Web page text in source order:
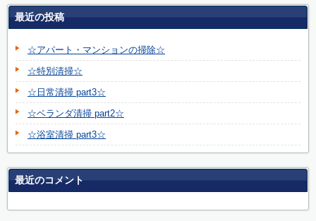
最近の投稿
☆アパート・マンションの掃除☆
☆特別清掃☆
☆日常清掃 part3☆
☆ベランダ清掃 part2☆
☆浴室清掃 part3☆
最近のコメント